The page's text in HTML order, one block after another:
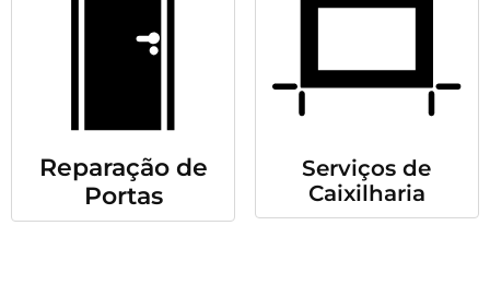
Reparação de
Portas
Serviços de
Caixilharia